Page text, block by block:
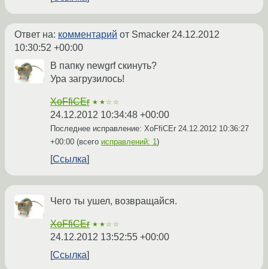
Ответ на: комментарий от Smacker 24.12.2012
10:30:52 +00:00
В папку newgrf скинуть?
Ура загрузилось!
XoFfiCEr ★★☆☆
24.12.2012 10:34:48 +00:00
Последнее исправление: XoFfiCEr 24.12.2012 10:36:27
+00:00 (всего исправлений: 1)
Ссылка
Чего ты ушел, возвращайся.
XoFfiCEr ★★☆☆
24.12.2012 13:52:55 +00:00
Ссылка